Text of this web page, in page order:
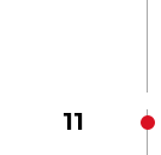
11